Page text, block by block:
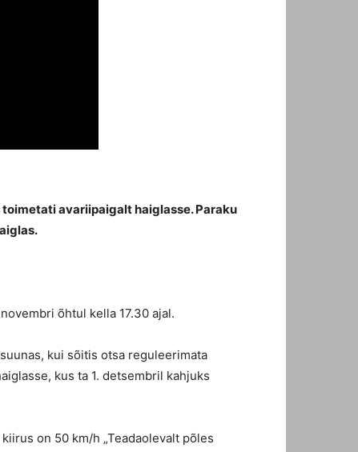
avariipaigalt haiglasse. Paraku
õhtul kella 17.30 ajal.
kui sõitis otsa reguleerimata
kus ta 1. detsembril kahjuks
on 50 km/h „Teadaolevalt põles